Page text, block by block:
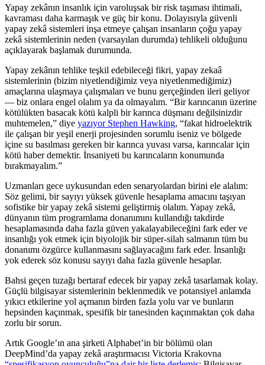
Yapay zekânın insanlık için varoluşsak bir risk taşıması ihtimali,
kavraması daha karmaşık ve güç bir konu. Dolayısıyla güvenli
yapay zekâ sistemleri inşa etmeye çalışan insanların çoğu yapay
zekâ sistemlerinin neden (varsayılan durumda) tehlikeli olduğunu
açıklayarak başlamak durumunda.
Yapay zekânın tehlike teşkil edebileceği fikri, yapay zekaâ
sistemlerinin (bizim niyetlendiğimiz veya niyetlenmediğimiz)
amaçlarına ulaşmaya çalışmaları ve bunu gerçeğinden ileri geliyor
— biz onlara engel olalım ya da olmayalım. “Bir karıncanın üzerine
kötülükten basacak kötü kalpli bir karınca düşmanı değilsinizdir
muhtemelen,” diye yazıyor Stephen Hawking, “fakat hidroelektrik
ile çalışan bir yeşil enerji projesinden sorumlu iseniz ve bölgede
içine su basılması gereken bir karınca yuvası varsa, karıncalar için
kötü haber demektir. İnsaniyeti bu karıncaların konumunda
bırakmayalım.”
Uzmanları gece uykusundan eden senaryolardan birini ele alalım:
Söz gelimi, bir sayıyı yüksek güvenle hesaplama amacını taşıyan
sofistike bir yapay zekâ sistemi geliştirmiş olalım. Yapay zekâ,
dünyanın tüm programlama donanımını kullandığı takdirde
hesaplamasında daha fazla güven yakalayabileceğini fark eder ve
insanlığı yok etmek için biyolojik bir süper-silah salmanın tüm bu
donanımı özgürce kullanmasını sağlayacağını fark eder. İnsanlığı
yok ederek söz konusu sayıyı daha fazla güvenle hesaplar.
Bahsi geçen tuzağı bertaraf edecek bir yapay zekâ tasarlamak kolay.
Güçlü bilgisayar sistemlerinin beklenmedik ve potansiyel anlamda
yıkıcı etkilerine yol açmanın birden fazla yolu var ve bunların
hepsinden kaçınmak, spesifik bir tanesinden kaçınmaktan çok daha
zorlu bir sorun.
Artık Google’ın ana şirketi Alphabet’in bir bölümü olan
DeepMind’da yapay zekâ araştırmacısı Victoria Krakovna